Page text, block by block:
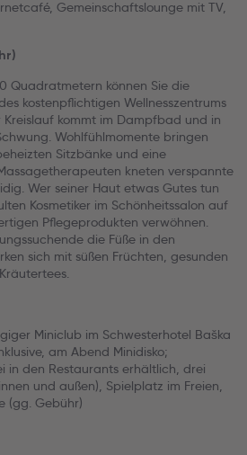
Gemeinschaftslounge mit TV,
Quadratmetern können Sie die
kostenpflichtigen Wellnesszentrums
Kreislauf kommt im Dampfbad und in
Wohlfühlmomente bringen
Sitzbänke und eine
kneten verspannte
Wer seiner Haut etwas Gutes tun
Kosmetiker im Schönheitssalon auf
Pflegeprodukten verwöhnen.
die Füße in den
sich mit süßen Früchten, gesunden
Miniclub im Schwesterhotel Baška
am Abend Minidisko;
in den Restaurants erhältlich, drei
und außen), Spielplatz im Freien,
(gg. Gebühr)